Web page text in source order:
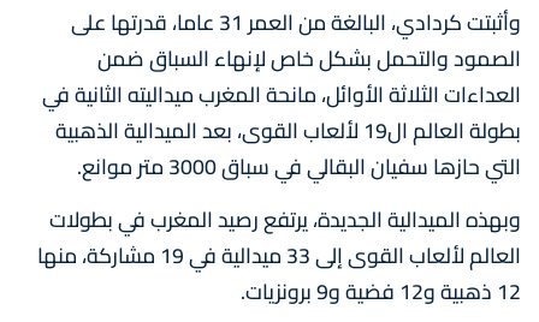
وأثبتت كردادي، البالغة من العمر 31 عاما، قدرتها على
الصمود والتحمل بشكل خاص لإنهاء السباق ضمن
العداءات الثلاثة الأوائل، مانحة المغرب ميداليته الثانية في
بطولة العالم ال19 لألعاب القوى، بعد الميدالية الذهبية
التي حازها سفيان البقالي في سباق 3000 متر موانع.
وبهذه الميدالية الجديدة، يرتفع رصيد المغرب في بطولات
العالم لألعاب القوى إلى 33 ميدالية في 19 مشاركة، منها
12 ذهبية و12 فضية و9 برونزيات.